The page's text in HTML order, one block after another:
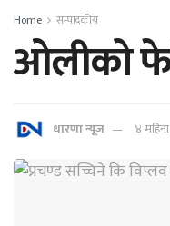
Home सम्पादकीय
ओलीको
धारणा न्यूज ४